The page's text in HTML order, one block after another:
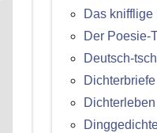
Das
Der Poesie-
Deutsch-
Dichterbriefe
Dichterleben